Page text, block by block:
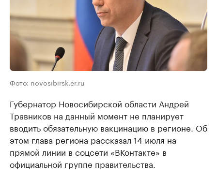
Фото: novosibirsk.er.ru
Губернатор Новосибирской области Андрей
Травников на данный момент не планирует
вводить обязательную вакцинацию в регионе. Об
этом глава региона рассказал 14 июля на
прямой линии в соцсети «ВКонтакте» в
официальной группе правительства.